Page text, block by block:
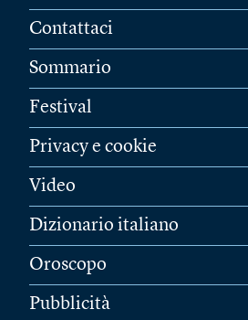
Contattaci
Sommario
Festival
Privacy e cookie
Video
Dizionario italiano
Oroscopo
Pubblicità